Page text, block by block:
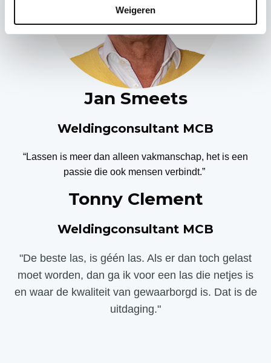
c
Weigeren
Jan Smeets
Weldingconsultant MCB
“Lassen is meer dan alleen vakmanschap, het is een
passie die ook mensen verbindt.”
Tonny Clement
Weldingconsultant MCB
"De beste las, is géén las. Als er dan toch gelast
moet worden, dan ga ik voor een las die netjes is
en waar de kwaliteit van gewaarborgd is. Dat is de
uitdaging."